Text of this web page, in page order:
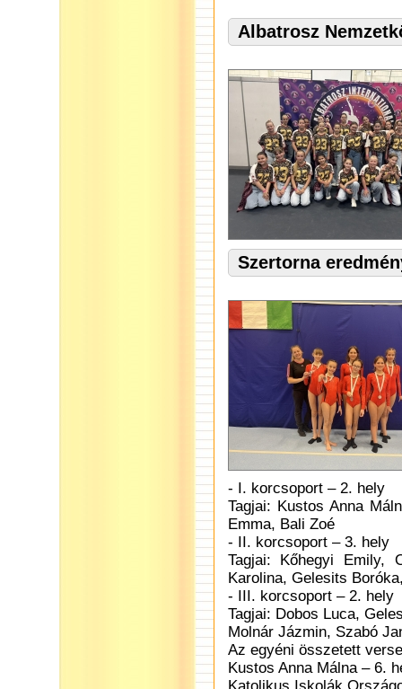
Albatrosz
Szertorna
- I. korcsoport – 2. hely
Tagjai: Kustos Anna
Emma, Bali Zoé
- II. korcsoport – 3. hely
Tagjai: Kőhegyi Emily,
Karolina, Gelesits
- III. korcsoport – 2. hely
Tagjai: Dobos Luca,
Molnár Jázmin, Szabó
Az egyéni összetett
Kustos Anna Málna – 6.